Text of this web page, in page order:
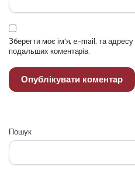
Зберегти моє ім'я, e-mail, та
подальших коментарів.
Пошук